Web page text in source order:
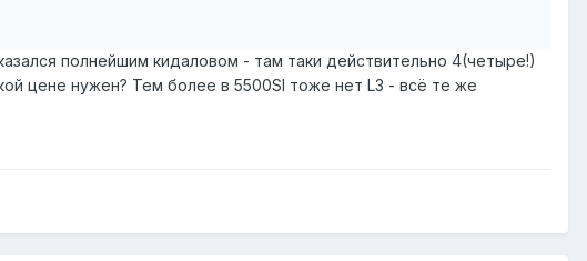
полнейшим кидаловом - там таки действительно 4(четыре!)
цене нужен? Тем более в 5500SI тоже нет L3 - всё те же